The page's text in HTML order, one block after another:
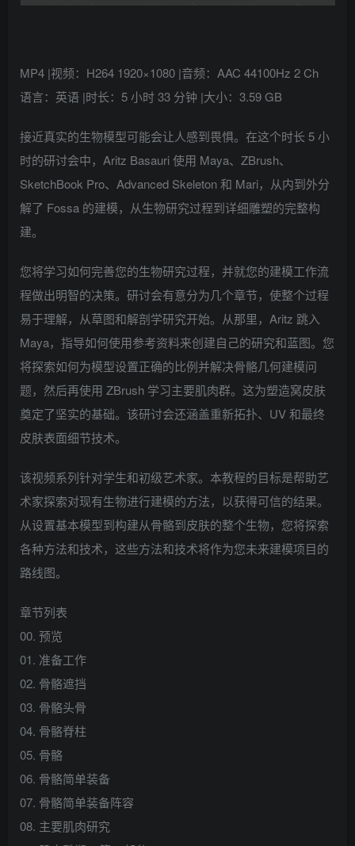
MP4 |视频：H264 1920×1080 |音频：AAC 44100Hz 2 Ch
语言：英语 |时长：5 小时 33 分钟 |大小：3.59 GB
接近真实的生物模型可能会让人感到畏惧。在这个时长 5 小
时的研讨会中，Aritz Basauri 使用 Maya、ZBrush、
SketchBook Pro、Advanced Skeleton 和 Mari，从内到外分
解了 Fossa 的建模，从生物研究过程到详细雕塑的完整构
建。
您将学习如何完善您的生物研究过程，并就您的建模工作流
程做出明智的决策。研讨会有意分为几个章节，使整个过程
易于理解，从草图和解剖学研究开始。从那里，Aritz 跳入
Maya，指导如何使用参考资料来创建自己的研究和蓝图。您
将探索如何为模型设置正确的比例并解决骨骼几何建模问
题，然后再使用 ZBrush 学习主要肌肉群。这为塑造窝皮肤
奠定了坚实的基础。该研讨会还涵盖重新拓扑、UV 和最终
皮肤表面细节技术。
该视频系列针对学生和初级艺术家。本教程的目标是帮助艺
术家探索对现有生物进行建模的方法，以获得可信的结果。
从设置基本模型到构建从骨骼到皮肤的整个生物，您将探索
各种方法和技术，这些方法和技术将作为您未来建模项目的
路线图。
章节列表
00. 预览
01. 准备工作
02. 骨骼遮挡
03. 骨骼头骨
04. 骨骼脊柱
05. 骨骼
06. 骨骼简单装备
07. 骨骼简单装备阵容
08. 主要肌肉研究